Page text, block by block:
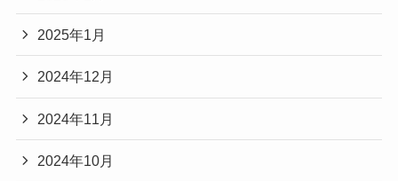
2025年1月
2024年12月
2024年11月
2024年10月